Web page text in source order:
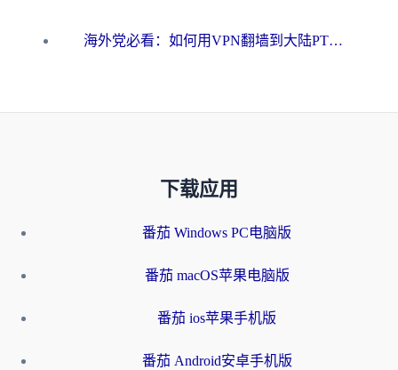
海外党必看：如何用VPN翻墙到大陆PTT？一篇解决你所有回国加速痛点
下载应用
番茄 Windows PC电脑版
番茄 macOS苹果电脑版
番茄 ios苹果手机版
番茄 Android安卓手机版